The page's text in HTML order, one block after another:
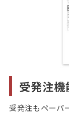
受発注機
受発注もペーパ